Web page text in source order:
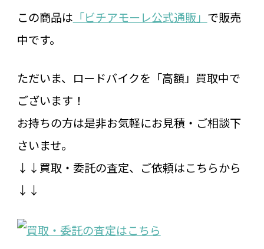
この商品は 「ビチアモーレ公式通販」 で販売
中です。
ただいま、ロードバイクを「高額」買取中で
ございます！
お持ちの方は是非お気軽にお見積・ご相談下
さいませ。
↓↓買取・委託の査定、ご依頼はこちらから
↓↓